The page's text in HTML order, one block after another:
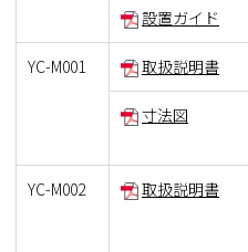
設置ガイド
YC-M001 取扱説明書
寸法図
YC-M002
取扱説明書